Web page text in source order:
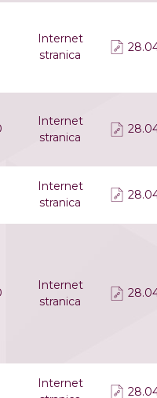
Internet
stranica
Internet
stranica
Internet
stranica
Internet
stranica
Internet